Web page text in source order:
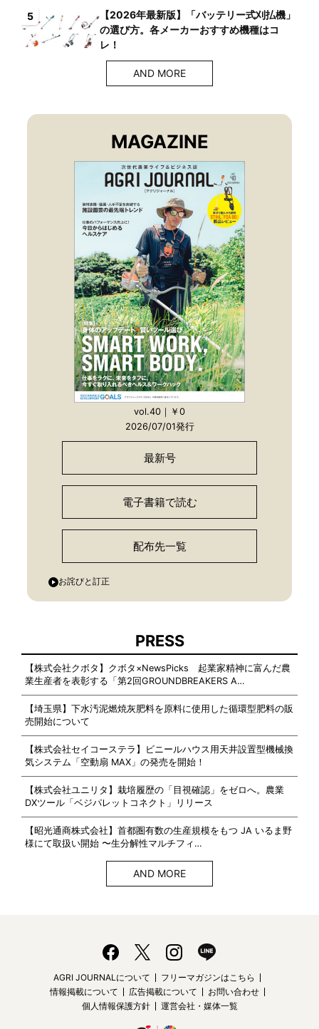
5
【2026年最新版】「バッテリー式刈払機」
の選び方。各メーカーおすすめ機種はコ
レ！
AND MORE
MAGAZINE
vol.40｜￥0
2026/07/01発行
最新号
電子書籍で読む
配布先一覧
お詫びと訂正
PRESS
【株式会社クボタ】クボタ×NewsPicks 起業家精神に富んだ農
業生産者を表彰する「第2回GROUNDBREAKERS A…
【埼玉県】下水汚泥燃焼灰肥料を原料に使用した循環型肥料の販
売開始について
【株式会社セイコーステラ】ビニールハウス用天井設置型機械換
気システム「空動扇 MAX」の発売を開始！
【株式会社ユニリタ】栽培履歴の「目視確認」をゼロへ。農業
DXツール「ベジパレットコネクト」リリース
【昭光通商株式会社】首都圏有数の生産規模をもつ JA いるま野
様にて取扱い開始 〜生分解性マルチフィ…
AND MORE
AGRI JOURNALについて
フリーマガジンはこちら
情報掲載について
広告掲載について
お問い合わせ
個人情報保護方針
運営会社・媒体一覧